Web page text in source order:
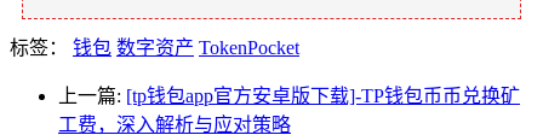
标签： 钱包 数字资产 TokenPocket
上一篇: [tp钱包app官方安卓版下载]-TP钱包币币兑换矿
工费，深入解析与应对策略